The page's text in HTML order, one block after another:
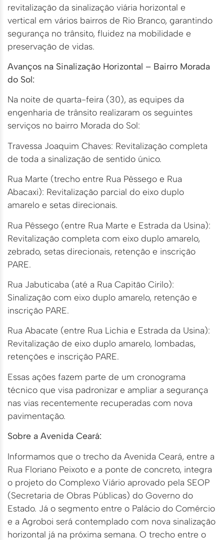
revitalização da sinalização viária horizontal e
vertical em vários bairros de Rio Branco, garantindo
segurança no trânsito, fluidez na mobilidade e
preservação de vidas.
Avanços na Sinalização Horizontal – Bairro Morada
do Sol:
Na noite de quarta-feira (30), as equipes da
engenharia de trânsito realizaram os seguintes
serviços no bairro Morada do Sol:
Travessa Joaquim Chaves: Revitalização completa
de toda a sinalização de sentido único.
Rua Marte (trecho entre Rua Pêssego e Rua
Abacaxi): Revitalização parcial do eixo duplo
amarelo e setas direcionais.
Rua Pêssego (entre Rua Marte e Estrada da Usina):
Revitalização completa com eixo duplo amarelo,
zebrado, setas direcionais, retenção e inscrição
PARE.
Rua Jabuticaba (até a Rua Capitão Cirilo):
Sinalização com eixo duplo amarelo, retenção e
inscrição PARE.
Rua Abacate (entre Rua Lichia e Estrada da Usina):
Revitalização de eixo duplo amarelo, lombadas,
retenções e inscrição PARE.
Essas ações fazem parte de um cronograma
técnico que visa padronizar e ampliar a segurança
nas vias recentemente recuperadas com nova
pavimentação.
Sobre a Avenida Ceará:
Informamos que o trecho da Avenida Ceará, entre a
Rua Floriano Peixoto e a ponte de concreto, integra
o projeto do Complexo Viário aprovado pela SEOP
(Secretaria de Obras Públicas) do Governo do
Estado. Já o segmento entre o Palácio do Comércio
e a Agroboi será contemplado com nova sinalização
horizontal já na próxima semana. O trecho entre o